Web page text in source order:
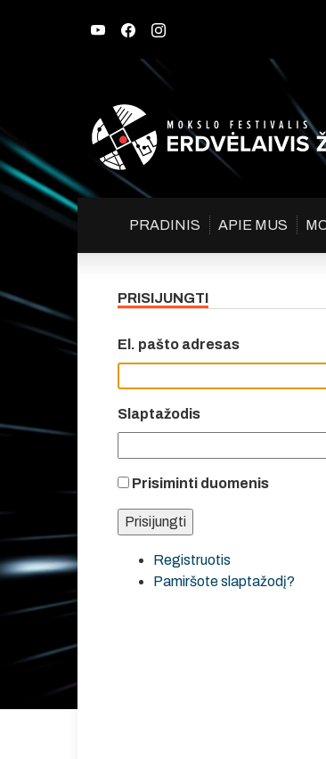
PRADINIS APIE MUS
PRISIJUNGTI
El. pašto adresas
Slaptažodis
Prisiminti duomenis
Registruotis
Pamiršote slaptažodį?